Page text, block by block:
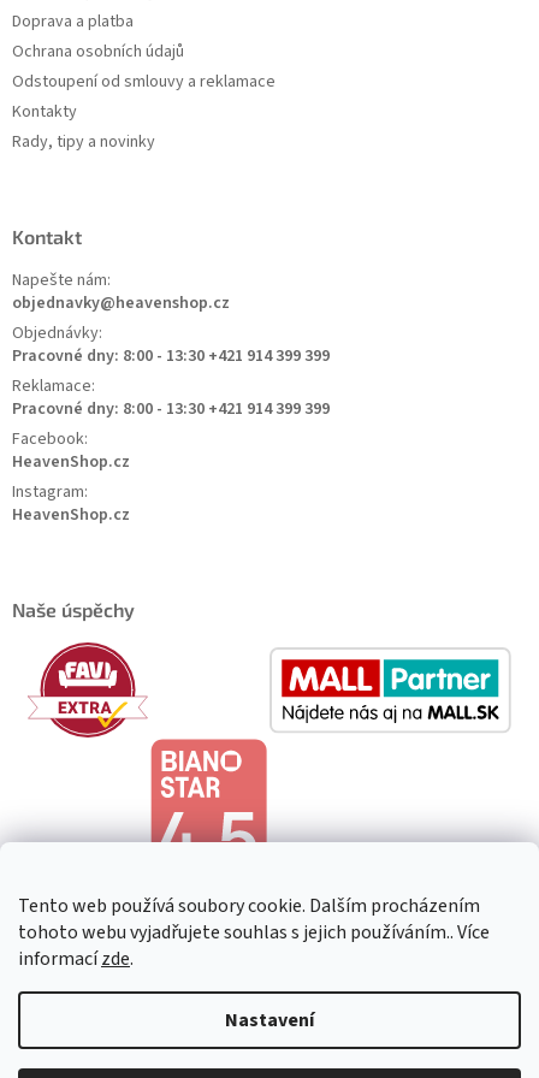
Tento web používá soubory cookie. Dalším procházením
tohoto webu vyjadřujete souhlas s jejich používáním.. Více
informacízde.
Nastavení
Doprava a platba
Ochrana osobních údajů
Odstoupení od smlouvy a reklamace
Kontakty
Rady, tipy a novinky
Kontakt
Napešte nám:
objednavky@heavenshop.cz
Objednávky:
Pracovné dny: 8:00 - 13:30 +421 914 399 399
Reklamace:
Pracovné dny: 8:00 - 13:30 +421 914 399 399
Facebook:
HeavenShop.cz
Instagram:
HeavenShop.cz
Naše úspěchy
HeavenShop. Všechna práva vyhrazena.